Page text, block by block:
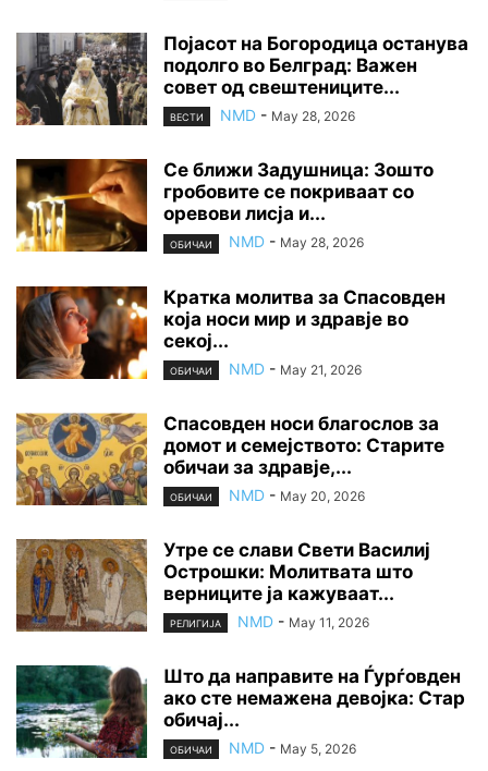
Појасот на Богородица останува
подолго во Белград: Важен
совет од свештениците...
ВЕСТИ NMD - May 28, 2026
Се ближи Задушница: Зошто
гробовите се покриваат со
оревови лисја и...
ОБИЧАИ NMD - May 28, 2026
Кратка молитва за Спасовден
која носи мир и здравје во
секој...
ОБИЧАИ NMD - May 21, 2026
Спасовден носи благослов за
домот и семејството: Старите
обичаи за здравје,...
ОБИЧАИ NMD - May 20, 2026
Утре се слави Свети Василиј
Острошки: Молитвата што
верниците ја кажуваат...
РЕЛИГИЈА NMD - May 11, 2026
Што да направите на Ѓурѓовден
ако сте немажена девојка: Стар
обичај...
ОБИЧАИ NMD - May 5, 2026